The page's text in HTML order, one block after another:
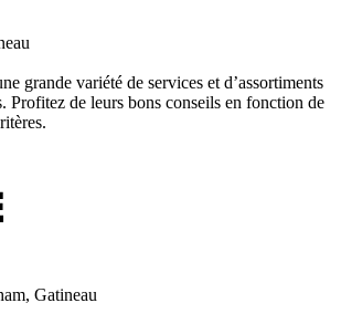
grande variété de services et d’assortiments
Profitez de leurs bons conseils en fonction de
Gatineau